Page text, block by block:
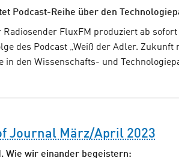
Podcast-Reihe über den
FluxFM produziert ab
des Podcast „Weiß der Adler. Zukunft
in den Wissenschafts- und
Journal März/April 2023
Wie wir einander begeistern: